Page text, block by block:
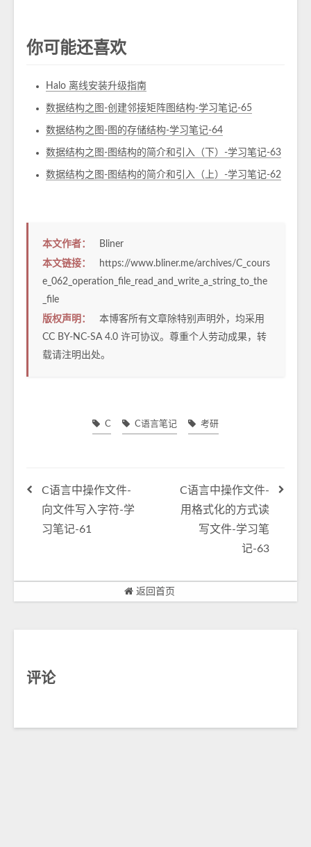
你可能还喜欢
Halo 离线安装升级指南
数据结构之图-创建邻接矩阵图结构-学习笔记-65
数据结构之图-图的存储结构-学习笔记-64
数据结构之图-图结构的简介和引入（下）-学习笔记-63
数据结构之图-图结构的简介和引入（上）-学习笔记-62
本文作者：
Bliner
本文链接：
https://www.bliner.me/archives/C_cours
e_062_operation_file_read_and_write_a_string_to_the
_file
版权声明：
本博客所有文章除特别声明外，均采用
CC BY-NC-SA 4.0 许可协议。尊重个人劳动成果，转
载请注明出处。
C C语言笔记 考研
C语言中操作文件-
向文件写入字符-学
习笔记-61
C语言中操作文件-
用格式化的方式读
写文件-学习笔
记-63
返回首页
评论